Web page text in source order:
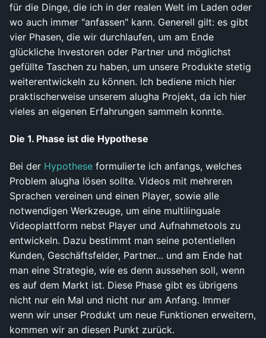
für die Dinge, die ich in der realen Welt im Laden oder
wo auch immer "anfassen" kann. Generell gilt: es gibt
vier Phasen, die wir durchlaufen, um am Ende
glückliche Investoren oder Partner und möglichst
gefüllte Taschen zu haben, um unsere Produkte stetig
weiterentwickeln zu können. Ich bediene mich hier
praktischerweise unserem alugha Projekt, da ich hier
vieles an eigenen Erfahrungen sammeln konnte.
Die 1. Phase ist die Hypothese
Bei der Hypothese formulierte ich anfangs, welches
Problem alugha lösen sollte. Videos mit mehreren
Sprachen vereinen und einen Player, sowie alle
notwendigen Werkzeuge, um eine multilinguale
Videoplattform nebst Player und Aufnahmetools zu
entwickeln. Dazu bestimmt man seine potentiellen
Kunden, Geschäftsfelder, Partner... und am Ende hat
man eine Strategie, wie es denn aussehen soll, wenn
es auf dem Markt ist. Diese Phase gibt es übrigens
nicht nur ein Mal und nicht nur am Anfang. Immer
wenn wir unser Produkt um neue Funktionen erweitern,
kommen wir an diesen Punkt zurück.